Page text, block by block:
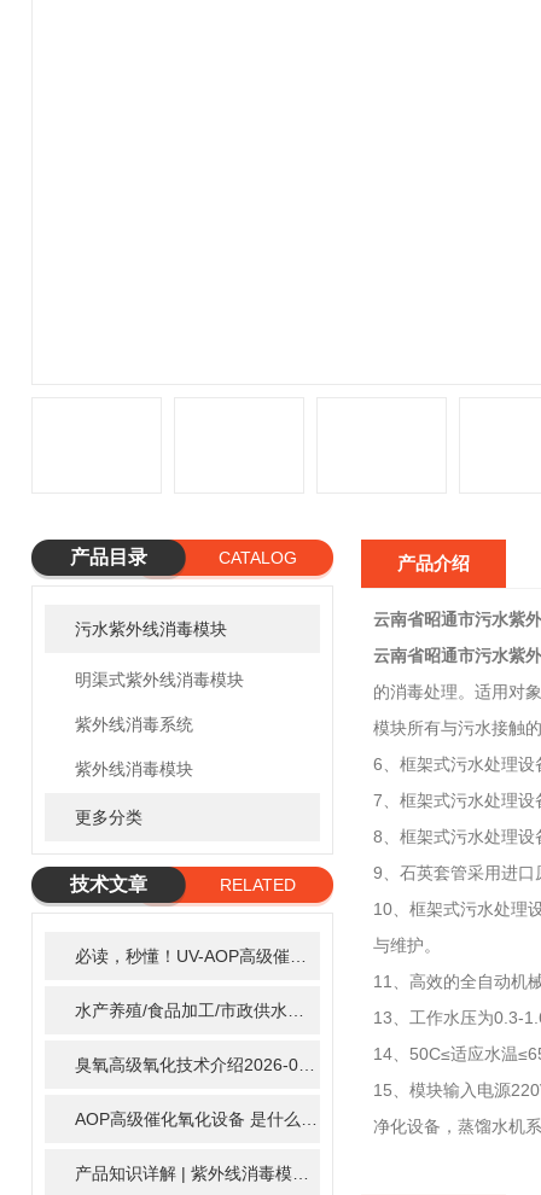
产品目录 CATALOG
污水紫外线消毒模块
明渠式紫外线消毒模块
紫外线消毒系统
紫外线消毒模块
更多分类
技术文章
RELATED
臭氧高级氧化技术介绍2026-02-27
2025-11-17
产品介绍
云南省昭通市污水紫
云南省昭通市污水紫
的消毒处理。适用对
模块所有与污水接触
6、框架式污水处理
7、框架式污水处理
8、框架式污水处理
9、石英套管采用进
10、框架式污水处理
与维护。
11、高效的全自动机
13、工作水压为0.3-
14、50C≤适应水温
15、模块输入电源
净化设备，蒸馏水机